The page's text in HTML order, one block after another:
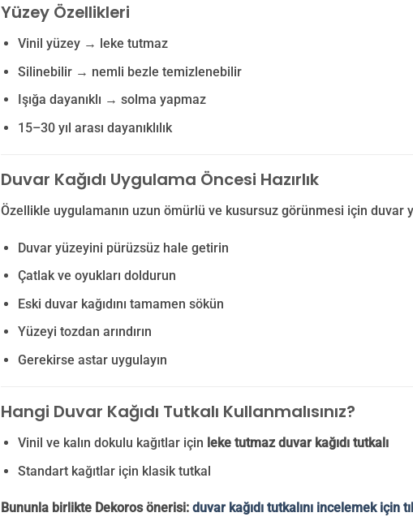
Yüzey Özellikleri
Vinil yüzey → leke tutmaz
Silinebilir → nemli bezle temizlenebilir
Işığa dayanıklı → solma yapmaz
15–30 yıl arası dayanıklılık
Duvar Kağıdı Uygulama Öncesi Hazırlık
Özellikle uygulamanın uzun ömürlü ve kusursuz görünmesi için duvar
Duvar yüzeyini pürüzsüz hale getirin
Çatlak ve oyukları doldurun
Eski duvar kağıdını tamamen sökün
Yüzeyi tozdan arındırın
Gerekirse astar uygulayın
Hangi Duvar Kağıdı Tutkalı Kullanmalısınız?
Vinil ve kalın dokulu kağıtlar için leke tutmaz duvar kağıdı tutkalı
Standart kağıtlar için klasik tutkal
Bununla birlikte Dekoros önerisi: duvar kağıdı tutkalını incelemek için